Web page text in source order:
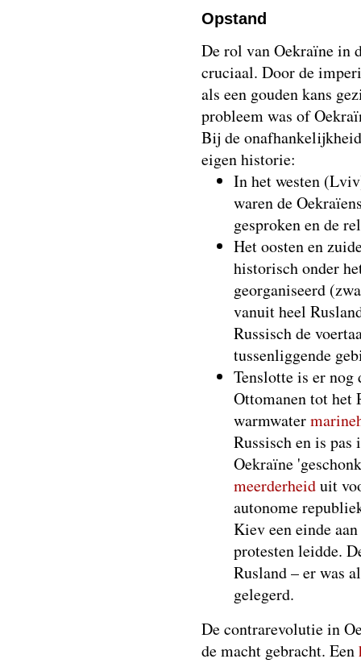
Opstand
De rol van Oekraïne in
cruciaal. Door de
als een gouden kans
probleem was of
Bij de
eigen historie:
In het westen
waren de
gesproken en de
Het oosten en
historisch onder
georganiseerd
vanuit heel
Russisch de
tussenliggende
Tenslotte is er
Ottomanen tot het
warmwater
Russisch en is
Oekraïne
meerderheiduit
autonome
Kiev een einde
protesten leidde.
Rusland – er was
gelegerd.
De contrarevolutie in
de macht gebracht. Een